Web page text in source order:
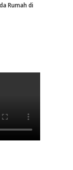
Rumah di